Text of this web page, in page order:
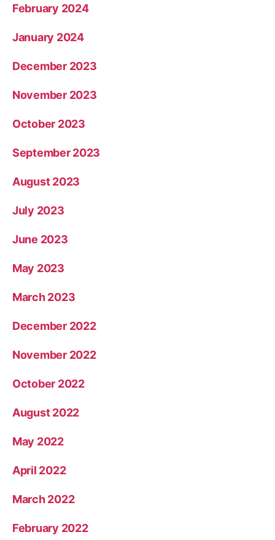
February 2024
January 2024
December 2023
November 2023
October 2023
September 2023
August 2023
July 2023
June 2023
May 2023
March 2023
December 2022
November 2022
October 2022
August 2022
May 2022
April 2022
March 2022
February 2022